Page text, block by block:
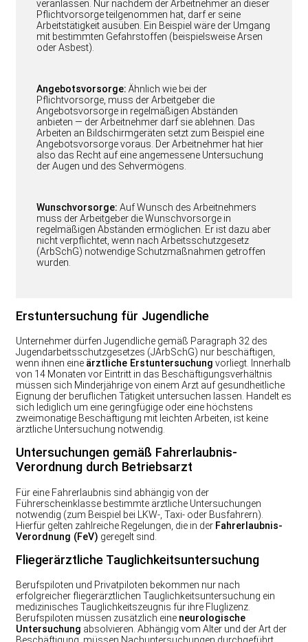
veranlassen. Nur nachdem der Arbeitnehmer an dieser
Pflichtvorsorge teilgenommen hat, darf er seine
Arbeitstätigkeit ausüben. Ein Beispiel wäre der Umgang
mit bestimmten Gefahrstoffen (beispielsweise Arsen
oder Asbest).
Angebotsvorsorge: Ähnlich wie bei der
Pflichtvorsorge, muss der Arbeitgeber die
Angebotsvorsorge in regelmäßigen Abständen
anbieten — der Arbeitnehmer darf sie ablehnen. Das
Arbeiten an Bildschirmgeräten setzt zum Beispiel eine
Angebotsvorsorge voraus. Der Arbeitnehmer hat hier
also das Recht auf eine angemessene Untersuchung
der Augen und des Sehvermögens.
Wunschvorsorge: Auf Wunsch des Arbeitnehmers
muss der Arbeitgeber die Wunschvorsorge in
regelmäßigen Abständen ermöglichen. Er ist dazu aber
nicht verpflichtet, wenn nach Arbeitsschutzgesetz
(ArbSchG) notwendige Schutzmaßnahmen getroffen
wurden.
Erstuntersuchung für Jugendliche
Unternehmer dürfen Jugendliche gemäß Paragraph 32 des
Jugendarbeitsschutzgesetzes (JArbSchG) nur beschäftigen,
wenn ihnen eine ärztliche Erstuntersuchung vorliegt. Innerhalb
von 14 Monaten vor Eintritt in das Beschäftigungsverhältnis
müssen sich Minderjährige von einem Arzt auf gesundheitliche
Eignung der beruflichen Tätigkeit untersuchen lassen. Handelt es
sich lediglich um eine geringfügige oder eine höchstens
zweimonatige Beschäftigung mit leichten Arbeiten, ist keine
ärztliche Untersuchung notwendig.
Untersuchungen gemäß Fahrerlaubnis-
Verordnung durch Betriebsarzt
Für eine Fahrerlaubnis sind abhängig von der
Führerscheinklasse bestimmte ärztliche Untersuchungen
notwendig (zum Beispiel bei LKW-, Taxi- oder Busfahrern).
Hierfür gelten zahlreiche Regelungen, die in der Fahrerlaubnis-
Verordnung (FeV) geregelt sind.
Fliegerärztliche Tauglichkeitsuntersuchung
Berufspiloten und Privatpiloten bekommen nur nach
erfolgreicher fliegerärztlichen Tauglichkeitsuntersuchung ein
medizinisches Tauglichkeitszeugnis für ihre Fluglizenz.
Berufspiloten müssen zusätzlich eine neurologische
Untersuchung absolvieren. Abhängig vom Alter und der Art der
Beschäftigung, müssen Nachuntersuchungen durchgeführt